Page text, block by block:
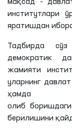
институтлари
яратишдан
демократик
жамияти
уларнинг
ҳамда
олибборишдаги
берилишини қайд